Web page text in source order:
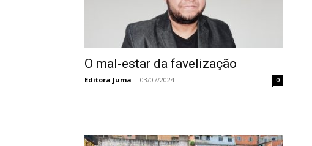
O mal-estar da favelização
Editora Juma - 03/07/2024 0